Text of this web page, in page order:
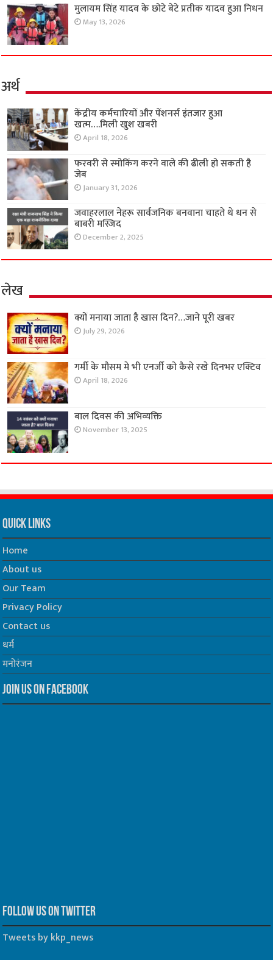
मुलायम सिंह यादव के छोटे बेटे प्रतीक यादव हुआ निधन
May 13, 2026
अर्थ
केंद्रीय कर्मचारियों और पेंशनर्स इंतजार हुआ
खत्म….मिली खुश खबरी
April 18, 2026
फरवरी से स्मोकिंग करने वाले की ढीली हो सकती है
जेब
January 31, 2026
जवाहरलाल नेहरू सार्वजनिक बनवाना चाहते थे धन से
बाबरी मस्जिद
December 2, 2025
लेख
क्यों मनाया जाता है खास दिन?…जाने पूरी खबर
July 29, 2026
गर्मी के मौसम मे भी एनर्जी को कैसे रखे दिनभर एक्टिव
April 18, 2026
बाल दिवस की अभिव्यक्ति
November 13, 2025
Quick Links
Home
About us
Our Team
Privacy Policy
Contact us
धर्म
मनोरंजन
Join us on Facebook
Follow us on Twitter
Tweets by kkp_news